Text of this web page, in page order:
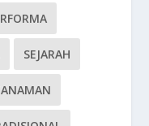
SEJARAH